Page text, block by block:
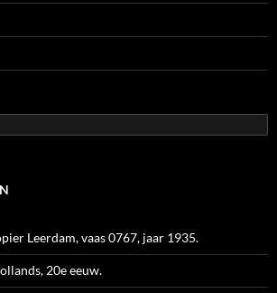
Leerdam, vaas 0767, jaar 1935.
20e eeuw.